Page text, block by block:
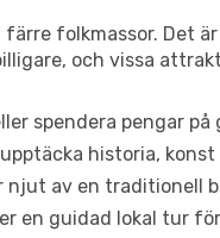
folkmassor. Det
och vissa
spendera pengar
historia, konst
njut av en traditionell
en guidad lokal tur